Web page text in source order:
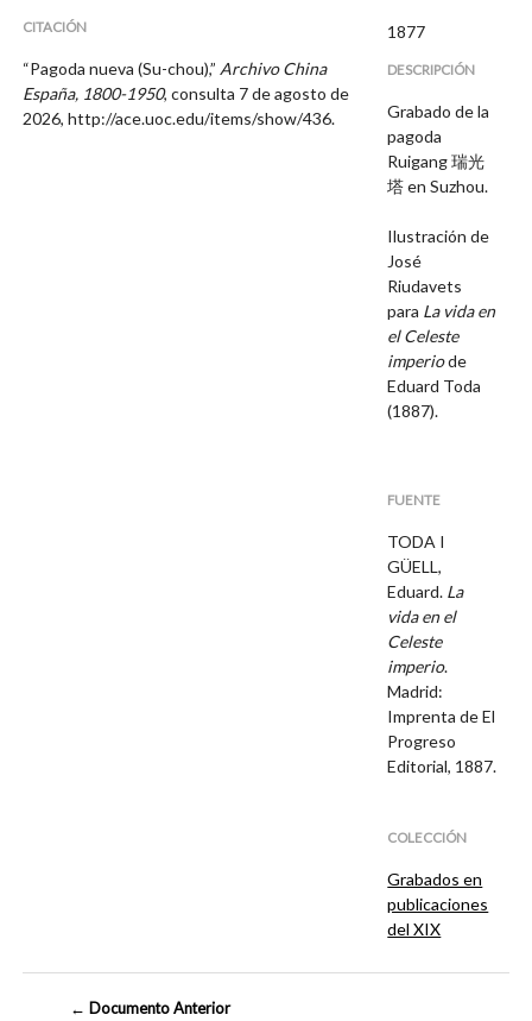
CITACIÓN
“Pagoda nueva (Su-chou),” Archivo China
España, 1800-1950, consulta 7 de agosto de
2026,http://ace.uoc.edu/items/show/436.
1877
DESCRIPCIÓN
Grabado de la
pagoda
Ruigang 瑞光
塔 en Suzhou.
Ilustración de
José
Riudavets
para La vida en
el Celeste
imperiode
Eduard Toda
(1887).
FUENTE
TODA I
GÜELL,
Eduard. La
vida en el
Celeste
imperio.
Madrid:
Imprenta de El
Progreso
Editorial, 1887.
COLECCIÓN
Grabados en
publicaciones
del XIX
← Documento Anterior